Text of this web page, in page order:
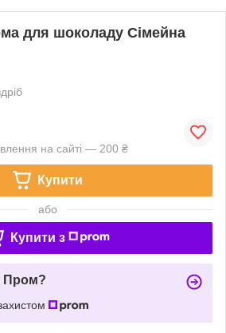
для шоколаду Сімейна
на сайті — 200 ₴
Купити
або
Купити з
Пром?